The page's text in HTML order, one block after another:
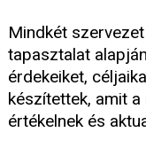
Mindkét
tapasztalat
érdekeiket,
készítettek, amit
értékelnek és